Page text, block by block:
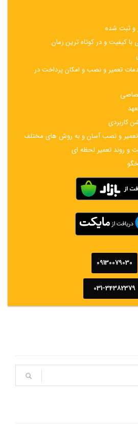
و ثبت شده
کیفیت و در کوتاه ترین زمان
تعمیر و نصب و امکان پرداخت در
کاربردی
و نصب آسان و به روش های مختلف
و روند تعمیر لحظه ای
09130079030
031-34382379